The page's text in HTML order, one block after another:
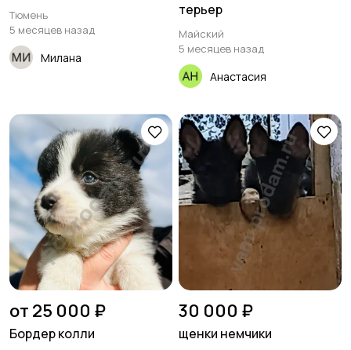
Тюмень
5 месяцев назад
Милана
терьер
Майский
5 месяцев назад
Анастасия
от 25 000 ₽
Бордер колли
30 000 ₽
щенки немчики